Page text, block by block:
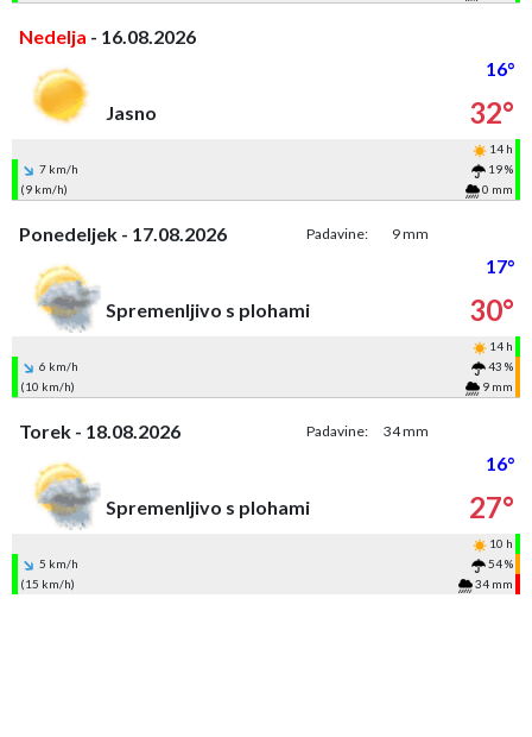
Nedelja - 16.08.2026
16°
Jasno
32°
14 h
7 km/h
19 %
(9 km/h)
0 mm
Ponedeljek - 17.08.2026 Padavine: 9 mm
17°
Spremenljivo s plohami
30°
14 h
6 km/h
43 %
(10 km/h)
9 mm
Torek - 18.08.2026 Padavine: 34 mm
16°
Spremenljivo s plohami
27°
10 h
5 km/h
54 %
(15 km/h)
34 mm